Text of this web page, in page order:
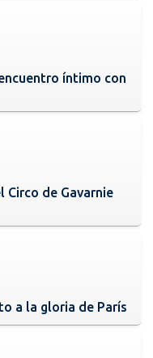
íntimo con
de Gavarnie
a la gloria de París